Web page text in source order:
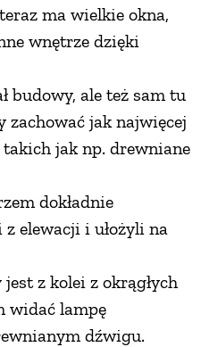
ma wielkie okna,
wnętrze dzięki
budowy, ale też sam tu
zachować jak najwięcej
jak np. drewniane
dokładnie
elewacji i ułożyli na
z kolei z okrągłych
widać lampę
dźwigu.